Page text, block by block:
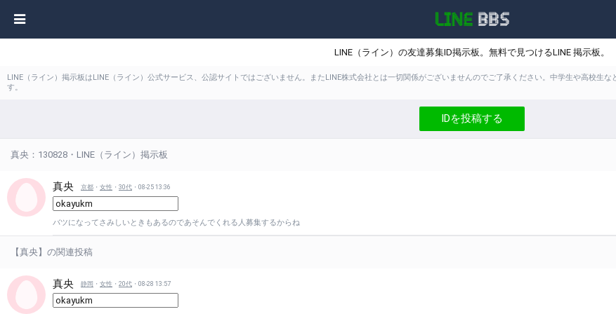
LINE（ライン）の友達募集ID掲示板。無料で見つけるLINE 掲示板。
LINE（ライン）掲示板はLINE（ライン）公式サービス、公認サイトではございません。またLINE株式会社とは一切関係がございませんのでご了承ください。中学生や高校生
す。
IDを投稿する
真央：130828・LINE（ライン）掲示板
真央 京都 ・ 女性 ・ 30代 ・08-25 13:36
バツになってさみしいときもあるのであそんでくれる人募集するからね
【真央】の関連投稿
真央 静岡 ・ 女性 ・ 20代 ・08-28 13:57